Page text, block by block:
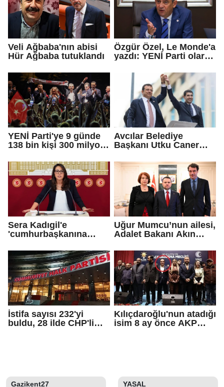
Veli Ağbaba'nın abisi
Hür Ağbaba tutuklandı
Özgür Özel, Le Monde'a
yazdı: YENİ Parti olarak
öneriyoruz
YENİ Parti'ye 9 günde
138 bin kişi 300 milyon
Avcılar Belediye
Başkanı Utku Caner
kararı
Sera Kadıgil'e
'cumhurbaşkanına
soruşturması
Uğur Mumcu’nun ailesi,
Adalet Bakanı Akın
İstifa sayısı 232'yi
buldu, 28 ilde CHP'li
Kılıçdaroğlu'nun atadığı
isim 8 ay önce AKP
Gazikent27 YASAL